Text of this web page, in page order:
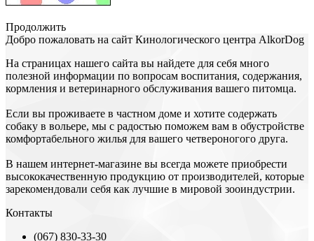
Продолжить
Добро пожаловать на сайт Кинологического центра АlkorDog
На страницах нашего сайта вы найдете для себя много
полезной информации по вопросам воспитания, содержания,
кормления и ветеринарного обслуживания вашего питомца.
Если вы проживаете в частном доме и хотите содержать
собаку в вольере, мы с радостью поможем вам в обустройстве
комфортабельного жилья для вашего четвероногого друга.
В нашем интернет-магазине вы всегда можете приобрести
высококачественную продукцию от производителей, которые
зарекомендовали себя как лучшие в мировой зооиндустрии.
Контакты
(067) 830-33-30